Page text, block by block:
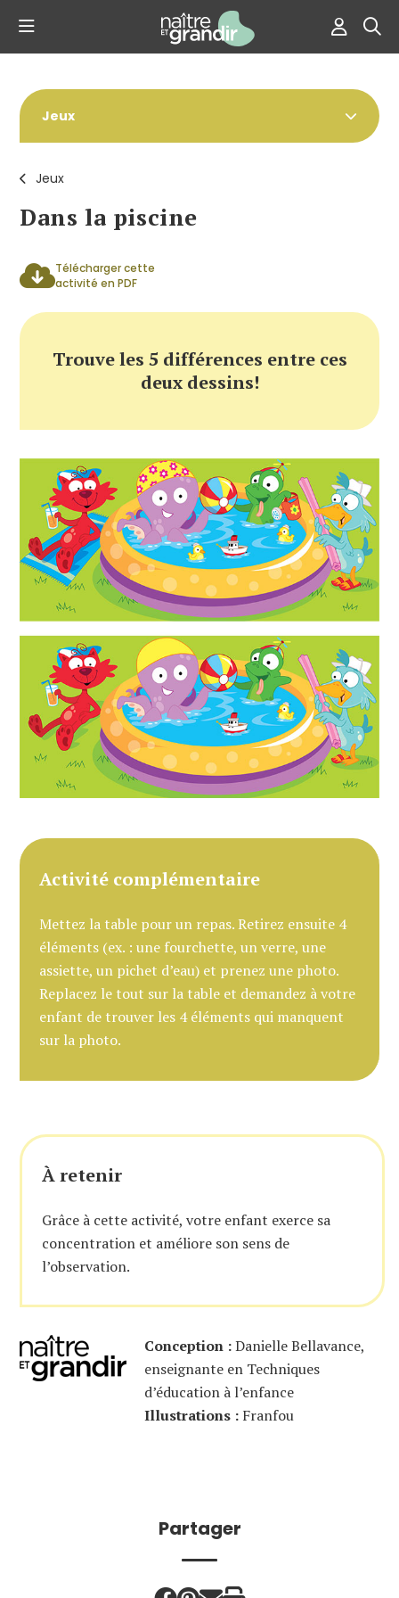
Jeux
Dans la piscine
Jeux
Télécharger cette
activité en PDF
Trouve les 5 différences entre ces
deux dessins!
Activité complémentaire
Mettez la table pour un repas. Retirez ensuite 4
éléments (ex. : une fourchette, un verre, une
assiette, un pichet d’eau) et prenez une photo.
Replacez le tout sur la table et demandez à votre
enfant de trouver les 4 éléments qui manquent
sur la photo.
À retenir
Grâce à cette activité, votre enfant exerce sa
concentration et améliore son sens de
l’observation.
Conception :Danielle Bellavance,
enseignante en Techniques
d’éducation à l’enfance
Illustrations : Franfou
Partager